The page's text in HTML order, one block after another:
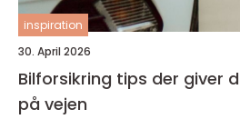
inspiration
30. April 2026
Bilforsikring tips der giver
på vejen